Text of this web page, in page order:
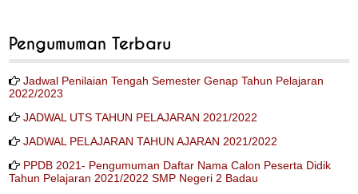
Pengumuman Terbaru
Jadwal Penilaian Tengah Semester Genap Tahun Pelajaran
2022/2023
JADWAL UTS TAHUN PELAJARAN 2021/2022
JADWAL PELAJARAN TAHUN AJARAN 2021/2022
PPDB 2021- Pengumuman Daftar Nama Calon Peserta Didik
Tahun Pelajaran 2021/2022 SMP Negeri 2 Badau